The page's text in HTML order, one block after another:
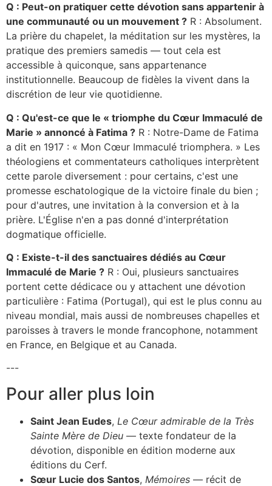
Q : Peut-on pratiquer cette dévotion sans appartenir à
une communauté ou un mouvement ? R : Absolument.
La prière du chapelet, la méditation sur les mystères, la
pratique des premiers samedis — tout cela est
accessible à quiconque, sans appartenance
institutionnelle. Beaucoup de fidèles la vivent dans la
discrétion de leur vie quotidienne.
Q : Qu'est-ce que le « triomphe du Cœur Immaculé de
Marie » annoncé à Fatima ? R : Notre-Dame de Fatima
a dit en 1917 : « Mon Cœur Immaculé triomphera. » Les
théologiens et commentateurs catholiques interprètent
cette parole diversement : pour certains, c'est une
promesse eschatologique de la victoire finale du bien ;
pour d'autres, une invitation à la conversion et à la
prière. L'Église n'en a pas donné d'interprétation
dogmatique officielle.
Q : Existe-t-il des sanctuaires dédiés au Cœur
Immaculé de Marie ? R : Oui, plusieurs sanctuaires
portent cette dédicace ou y attachent une dévotion
particulière : Fatima (Portugal), qui est le plus connu au
niveau mondial, mais aussi de nombreuses chapelles et
paroisses à travers le monde francophone, notamment
en France, en Belgique et au Canada.
---
Pour aller plus loin
Saint Jean Eudes, Le Cœur admirable de la Très
Sainte Mère de Dieu — texte fondateur de la
dévotion, disponible en édition moderne aux
éditions du Cerf.
Sœur Lucie dos Santos, Mémoires — récit de